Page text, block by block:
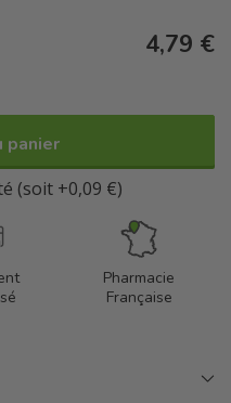
4,79 €
panier
(soit +0,09 €)
Pharmacie
Française